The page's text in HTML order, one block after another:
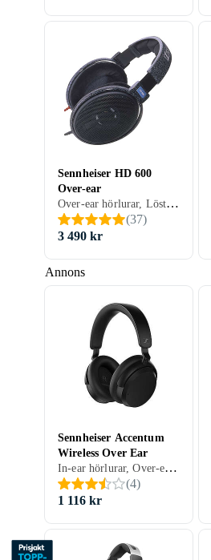
Annons
Sennheiser HD 600
Over-ear
Over-ear hörlurar, Löstagbar kabel, Svart, Grå, Blå, Röd
(37)
3 490 kr
Sennheiser Accentum
Wireless Over Ear
In-ear hörlurar, Over-ear hörlurar, Trådlös, Aktiv brusreducering (ANC), Svart, Vit, Blå
(4)
1 116 kr